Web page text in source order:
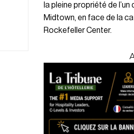
la pleine propriété de
Midtown, en face de la
Rockefeller Center.